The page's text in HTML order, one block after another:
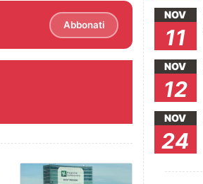
Abbonati
NOV
11
NOV
12
NOV
24